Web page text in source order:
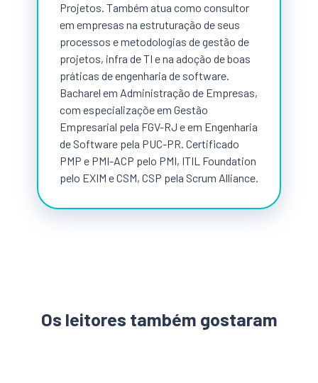
Projetos. Também atua como consultor
em empresas na estruturação de seus
processos e metodologias de gestão de
projetos, infra de TI e na adoção de boas
práticas de engenharia de software.
Bacharel em Administração de Empresas,
com especializaçõe em Gestão
Empresarial pela FGV-RJ e em Engenharia
de Software pela PUC-PR. Certificado
PMP e PMI-ACP pelo PMI, ITIL Foundation
pelo EXIM e CSM, CSP pela Scrum Alliance.
Os leitores também gostaram